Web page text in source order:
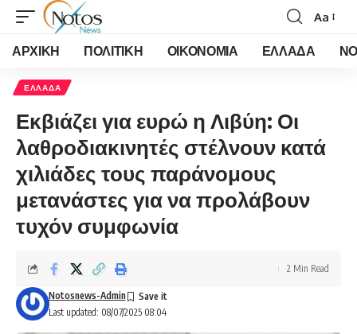
Font
Resizer
Aa
ΑΡΧΙΚΗ ΠΟΛΙΤΙΚΗ ΟΙΚΟΝΟΜΙΑ ΕΛΛΑΔΑ
ΕΛΛΑΔΑ
Εκβιάζει για ευρώ η Λιβύη: Οι
λαθροδιακινητές στέλνουν κατά
χιλιάδες τους παράνομους
μετανάστες για να προλάβουν
τυχόν συμφωνία
Last updated: 08/07/2025 08:04
Notosnews-Admin
2 Min Read